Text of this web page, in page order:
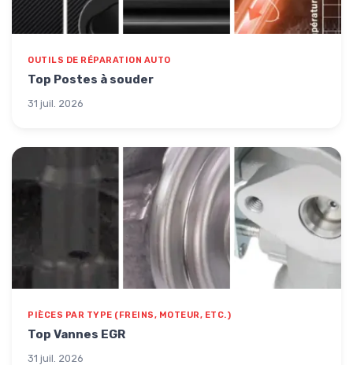
OUTILS DE RÉPARATION AUTO
Top Postes à souder
31 juil. 2026
PIÈCES PAR TYPE (FREINS, MOTEUR, ETC.)
Top Vannes EGR
31 juil. 2026